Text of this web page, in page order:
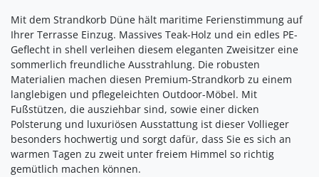
Mit dem Strandkorb Düne hält maritime Ferienstimmung auf
Ihrer Terrasse Einzug. Massives Teak-Holz und ein edles PE-
Geflecht in shell verleihen diesem eleganten Zweisitzer eine
sommerlich freundliche Ausstrahlung. Die robusten
Materialien machen diesen Premium-Strandkorb zu einem
langlebigen und pflegeleichten Outdoor-Möbel. Mit
Fußstützen, die ausziehbar sind, sowie einer dicken
Polsterung und luxuriösen Ausstattung ist dieser Vollieger
besonders hochwertig und sorgt dafür, dass Sie es sich an
warmen Tagen zu zweit unter freiem Himmel so richtig
gemütlich machen können.